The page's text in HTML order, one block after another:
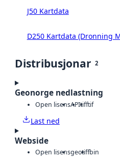
J50 Kartdata
D250 Kartdata (Dronning
Distribusjonar 2
Geonorge nedlastning
Open lisensAPItifftif
Last ned
Webside
Open lisensgeotiffbin